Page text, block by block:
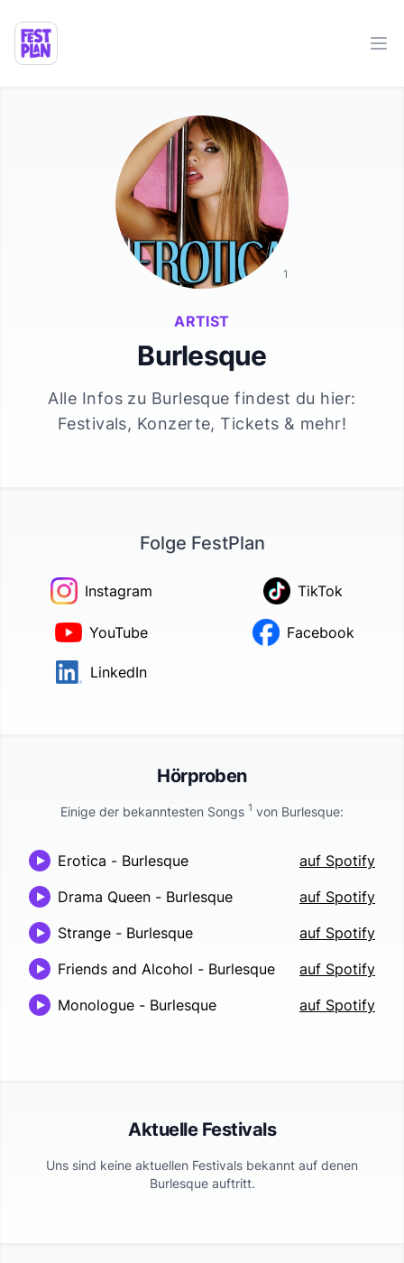
ARTIST
Burlesque
Alle Infos zu Burlesque findest du hier:
Festivals, Konzerte, Tickets & mehr!
1
Folge FestPlan
Instagram TikTok
YouTube Facebook
LinkedIn
Hörproben
Einige der bekanntesten Songs 1 von Burlesque:
Erotica - Burlesque
auf Spotify
Drama Queen - Burlesque
auf Spotify
Strange - Burlesque
auf Spotify
Friends and Alcohol - Burlesque
auf Spotify
Monologue - Burlesque auf Spotify
Aktuelle Festivals
Uns sind keine aktuellen Festivals bekannt auf denen
Burlesqueauftritt.